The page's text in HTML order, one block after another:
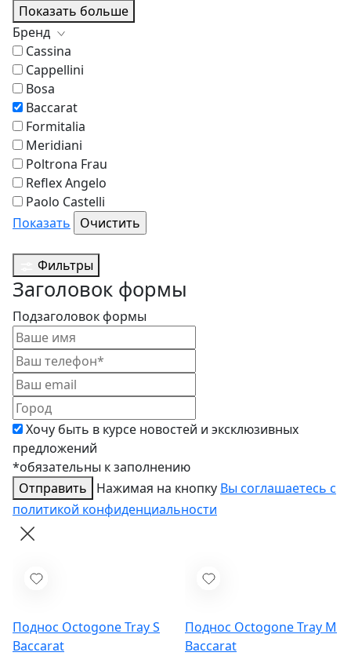
Показать больше
Бренд
Cassina
Cappellini
Bosa
Baccarat
Formitalia
Meridiani
Poltrona Frau
Reflex Angelo
Paolo Castelli
Показать
Фильтры
Заголовок формы
Подзаголовок формы
Хочу быть в курсе новостей и эксклюзивных
предложений
*обязательны к заполнению
Отправить
Нажимая на кнопку Вы соглашаетесь с
политикой конфиденциальности
Поднос Octogone Tray S
Baccarat
Поднос Octogone Tray M
Baccarat